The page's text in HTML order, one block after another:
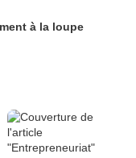
à la loupe